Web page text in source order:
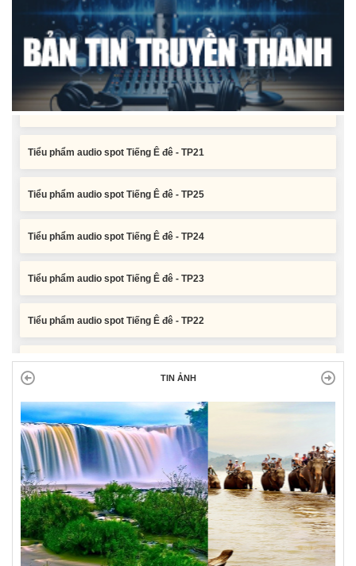
Tiểu phẩm audio spot Tiếng Ê đê - TP23
Tiểu phẩm audio spot Tiếng Ê đê - TP22
Tiểu phẩm audio spot Tiếng Ê đê - TP21
Tiểu phẩm audio spot Tiếng Ê đê - TP25
Tiểu phẩm audio spot Tiếng Ê đê - TP24
Tiểu phẩm audio spot Tiếng Ê đê - TP23
Tiểu phẩm audio spot Tiếng Ê đê - TP22
Tiểu phẩm audio spot Tiếng Ê đê - TP21
TIN ẢNH